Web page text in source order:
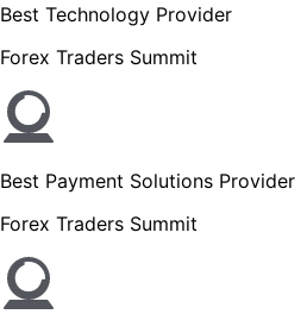
Best Technology Provider
Forex Traders Summit
Best Payment Solutions Provider
Forex Traders Summit